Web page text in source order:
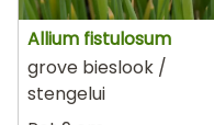
Allium fistulosum
grove bieslook /
stengelui